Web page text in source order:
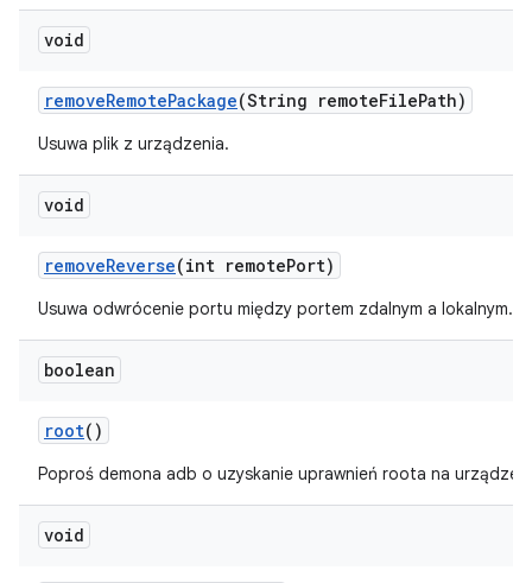
void
removeRemotePackage(String remoteFilePath)
Usuwa plik z urządzenia.
void
removeReverse(int remotePort)
Usuwa odwrócenie portu między portem zdalnym a lokalnym.
boolean
root()
Poproś demona adb o uzyskanie uprawnień roota na
void